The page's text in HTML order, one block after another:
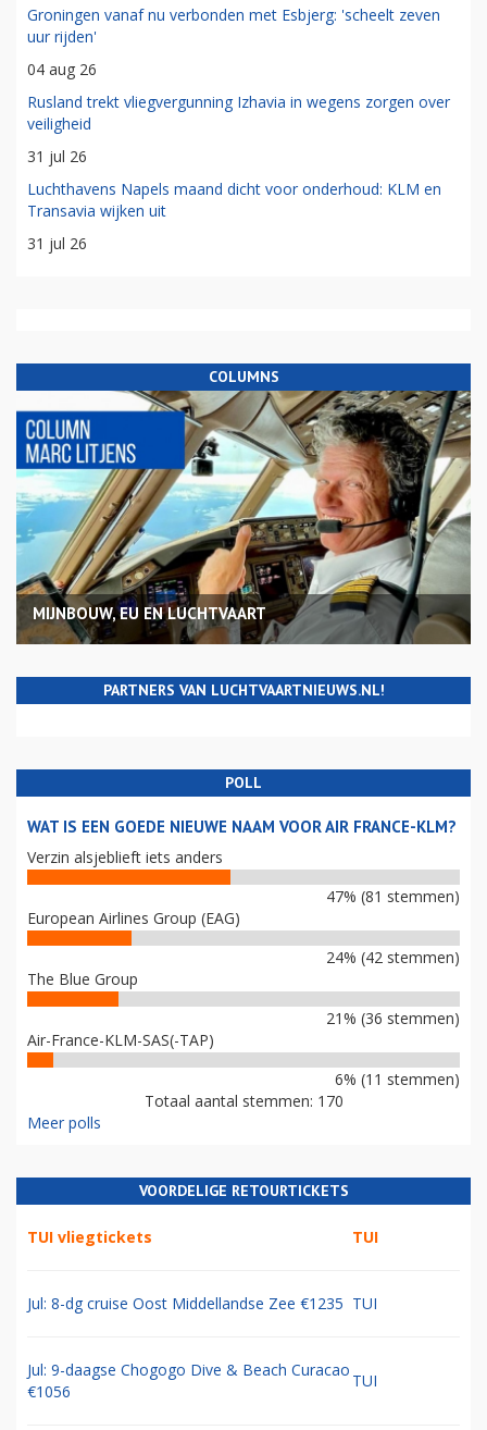
Groningen vanaf nu verbonden met Esbjerg: 'scheelt zeven
uur rijden'
04 aug 26
Rusland trekt vliegvergunning Izhavia in wegens zorgen over
veiligheid
31 jul 26
Luchthavens Napels maand dicht voor onderhoud: KLM en
Transavia wijken uit
31 jul 26
COLUMNS
MIJNBOUW, EU EN LUCHTVAART
PARTNERS VAN LUCHTVAARTNIEUWS.NL!
POLL
WAT IS EEN GOEDE NIEUWE NAAM VOOR AIR FRANCE-KLM?
Verzin alsjeblieft iets anders
47% (81 stemmen)
European Airlines Group (EAG)
24% (42 stemmen)
The Blue Group
21% (36 stemmen)
Air-France-KLM-SAS(-TAP)
6% (11 stemmen)
Totaal aantal stemmen: 170
Meer polls
VOORDELIGE RETOURTICKETS
TUI vliegtickets TUI
Jul: 8-dg cruise Oost Middellandse Zee €1235 TUI
Jul: 9-daagse Chogogo Dive & Beach Curacao
€1056
TUI